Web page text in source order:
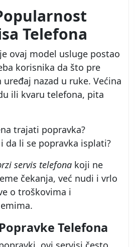
Telefona
ovaj model usluge postao
korisnika da što pre
nazad u ruke. Većina
ili kvaru telefona, pita
trajati popravka?
da li se popravka isplati?
servis telefona koji ne
čekanja, već nudi i vrlo
o troškovima i
Telefona